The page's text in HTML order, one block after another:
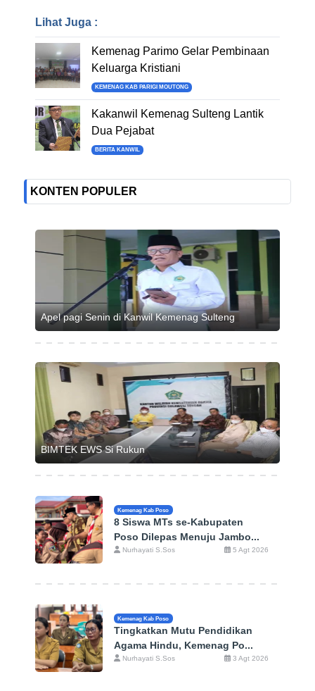
Lihat Juga :
Kemenag Parimo Gelar Pembinaan
Keluarga Kristiani
KEMENAG KAB PARIGI MOUTONG
Kakanwil Kemenag Sulteng Lantik
Dua Pejabat
BERITA KANWIL
KONTEN POPULER
Apel pagi Senin di Kanwil Kemenag Sulteng
BIMTEK EWS Si Rukun
Kemenag Kab Poso
8 Siswa MTs se-Kabupaten
Poso Dilepas Menuju Jambo...
Nurhayati S.Sos 5 Agt 2026
Kemenag Kab Poso
Tingkatkan Mutu Pendidikan
Agama Hindu, Kemenag Po...
Nurhayati S.Sos 3 Agt 2026